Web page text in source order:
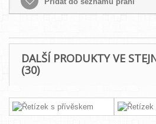
DALŠÍ PRODUKTY VE
(30)